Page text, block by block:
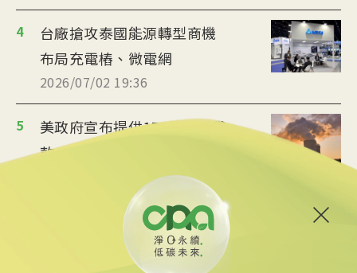
4
台廠搶攻泰國能源轉型商機
布局充電樁、微電網
2026/07/02 19:36
5
美政府宣布提供175億美元貸
款 強化核能供應鏈
炸油變航油 日本加大廢食油
回收助煉永續航空燃料